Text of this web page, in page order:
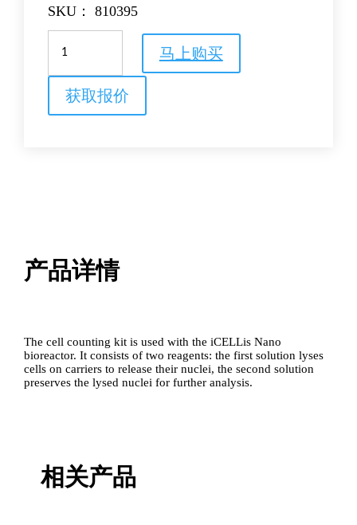
SKU： 810395
counting
kit
iCELLis
马上购买
获取报价
产品详情
The cell counting kit is used with the iCELLis Nano
bioreactor. It consists of two reagents: the first solution lyses
cells on carriers to release their nuclei, the second solution
preserves the lysed nuclei for further analysis.
相关产品